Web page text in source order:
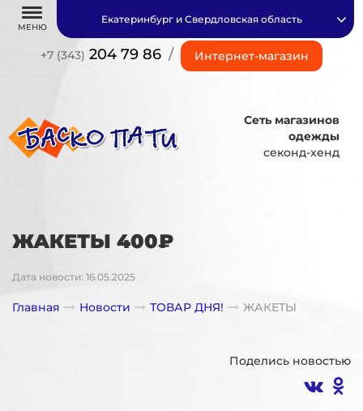
МЕНЮ
+7 (343) 204 79 86 / Интернет-магазин
Екатеринбург и Свердловская область
Сеть магазинов
одежды
секонд-хенд
ЖАКЕТЫ 400₽
Дата новости: 16.05.2025
Главная Новости ТОВАР ДНЯ! ЖАКЕТЫ
Поделись новостью